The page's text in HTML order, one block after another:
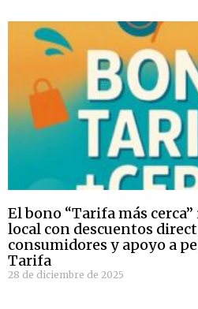
El bono “Tarifa más
local con descuentos
consumidores y apoyo a
Tarifa
28 de diciembre de 2025